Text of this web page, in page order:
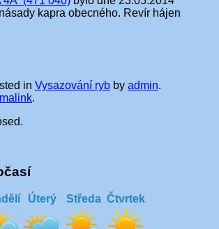
kapra obecného. Revír hájen
in Vysazování ryb by admin.
.
Úterý Středa Čtvrtek